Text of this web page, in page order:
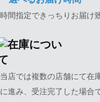
時間指定できっちりお届け
当店では複数の店舗にて在
に進み、受注完了した場合